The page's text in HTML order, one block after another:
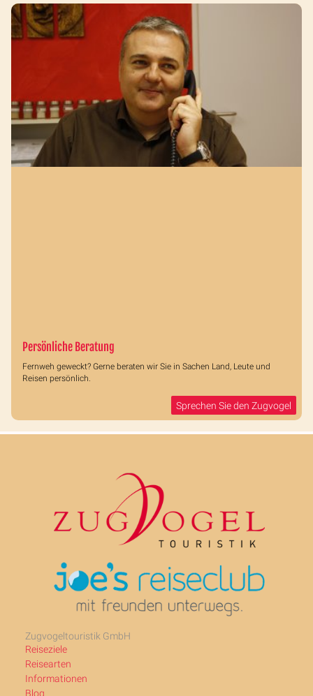
Persönliche Beratung
Fernweh geweckt? Gerne beraten wir Sie in Sachen Land, Leute und
Reisen persönlich.
Sprechen Sie den Zugvogel
Zugvogeltouristik GmbH
Reiseziele
Reisearten
Informationen
Blog